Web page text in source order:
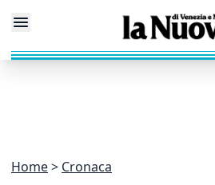
Home Cronaca